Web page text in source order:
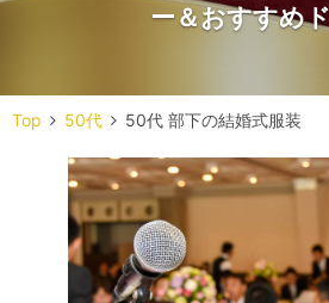
ー＆おすすめ
Top 50代 50代 部下の結婚式服装